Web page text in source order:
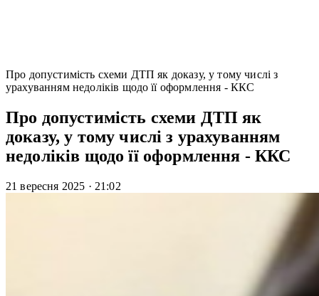
Про допустимість схеми ДТП як доказу, у тому числі з
урахуванням недоліків щодо її оформлення - ККС
Про допустимість схеми ДТП як
доказу, у тому числі з урахуванням
недоліків щодо її оформлення - ККС
21 вересня 2025 · 21:02